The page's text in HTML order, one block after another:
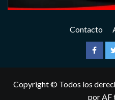
Contacto
Copyright © Todos los
por AF